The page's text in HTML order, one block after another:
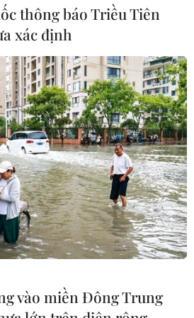
Xem thêm
XÃ VIỆT NAM
DUẨN
THỊ TÁM, KHÚC THANH
Quy định sử dụng
thông báo Triều Tiên
xác định
vào miền Đông Trung